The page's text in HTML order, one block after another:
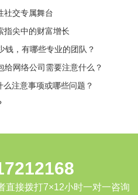
社交专属舞台
指尖中的财富增长
钱，有哪些专业的团队？
给网络公司需要注意什么？
注意事项或哪些问题？
直接拨打7×12小时一对一咨询